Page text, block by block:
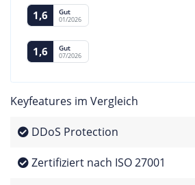
1,6 Gut
01/2026
1,6 Gut
07/2026
Keyfeatures im Vergleich
DDoS Protection
Zertifiziert nach ISO 27001